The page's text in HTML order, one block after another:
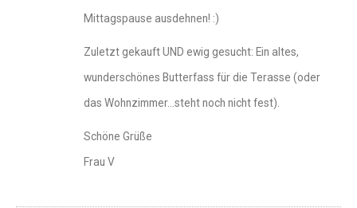
Mittagspause ausdehnen! :)
Zuletzt gekauft UND ewig gesucht: Ein altes,
wunderschönes Butterfass für die Terasse (oder
das Wohnzimmer…steht noch nicht fest).
Schöne Grüße
Frau V